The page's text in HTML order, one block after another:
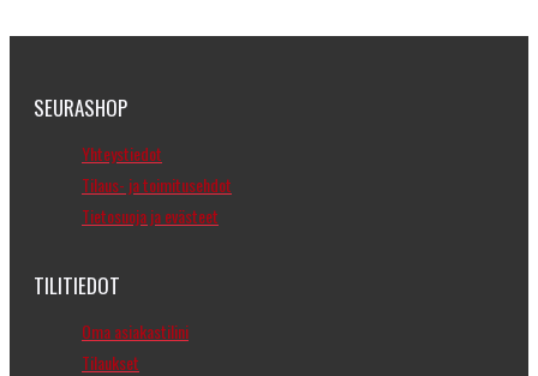
SEURASHOP
Yhteystiedot
Tilaus- ja toimitusehdot
Tietosuoja ja evästeet
TILITIEDOT
Oma asiakastilini
Tilaukset